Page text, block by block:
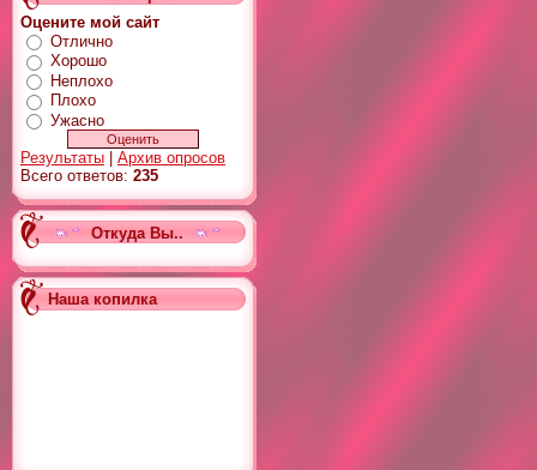
Оцените мой сайт
Отлично
Хорошо
Неплохо
Плохо
Ужасно
Результаты
Архив опросов
Всего ответов: 235
Откуда Вы..
Наша копилка